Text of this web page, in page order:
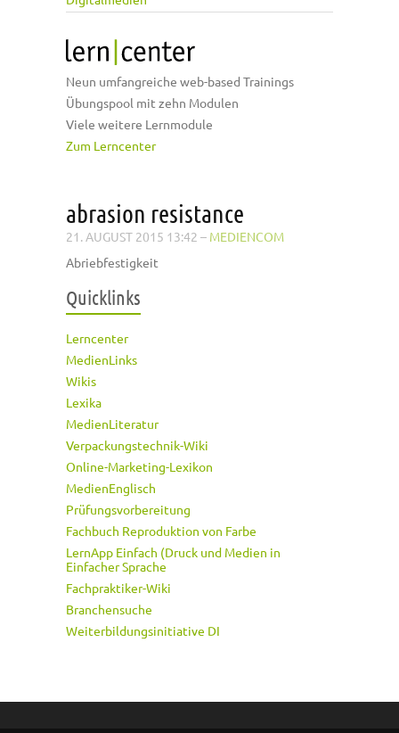
Neun umfangreiche web-based Trainings
Übungspool mit zehn Modulen
Viele weitere Lernmodule
Zum Lerncenter
abrasion resistance
21. AUGUST 2015 13:42 – MEDIENCOM
Abriebfestigkeit
Quicklinks
Lerncenter
MedienLinks
Wikis
Lexika
MedienLiteratur
Verpackungstechnik-Wiki
Online-Marketing-Lexikon
MedienEnglisch
Prüfungsvorbereitung
Fachbuch Reproduktion von Farbe
LernApp Einfach (Druck und Medien in
Einfacher Sprache
Fachpraktiker-Wiki
Branchensuche
Weiterbildungsinitiative DI